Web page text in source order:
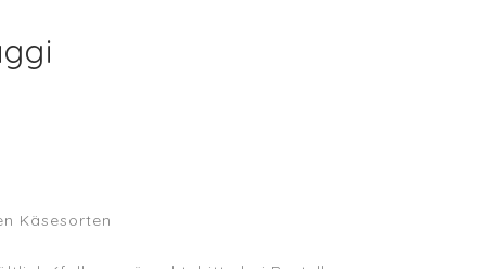
Käsesorten